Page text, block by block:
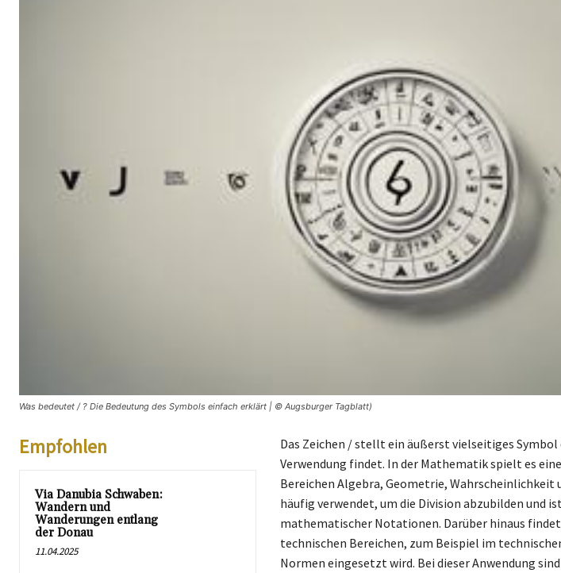
Was bedeutet / ? Die Bedeutung des Symbols einfach erklärt | © Augsburger Tagblatt)
Empfohlen
Via Danubia Schwaben:
Wandern und
Wanderungen entlang
der Donau
11.04.2025
Das Zeichen / stellt ein äußerst vielseitiges
Verwendung findet. In der Mathematik spielt es
Bereichen Algebra, Geometrie, Wahrscheinlichkeit
häufig verwendet, um die Division abzubilden und
mathematischer Notationen. Darüber hinaus findet
technischen Bereichen, zum Beispiel im
Normen eingesetzt wird. Bei dieser Anwendung